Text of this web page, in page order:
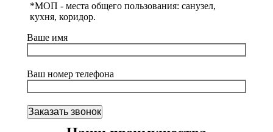
*МОП - места общего пользования: санузел,
кухня, коридор.
Ваше имя
Ваш номер телефона